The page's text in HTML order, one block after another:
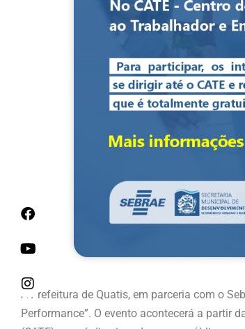
A Prefeitura de Quatis, em parceria com o
Performance”. O evento acontecerá a partir